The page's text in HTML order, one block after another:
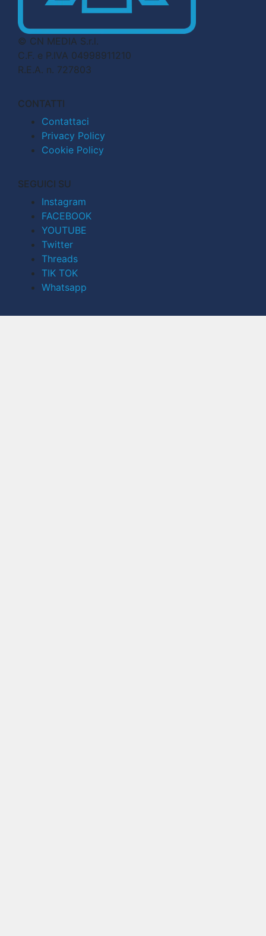
© CN MEDIA S.r.l.
C.F. e P.IVA 04998911210
R.E.A. n. 727803
CONTATTI
Contattaci
Privacy Policy
Cookie Policy
SEGUICI SU
Instagram
FACEBOOK
YOUTUBE
Twitter
Threads
TIK TOK
Whatsapp